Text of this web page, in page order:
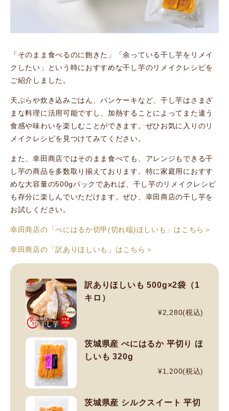
「そのまま食べるのに飽きた」「余っている干し芋をリメイ
クしたい」という時におすすめな干し芋のリメイクレシピを
ご紹介しました。
天ぷらや炊き込みごはん、パンケーキなど、干し芋はさまざ
まな料理に活用可能ですし、加熱することによってまた違う
食感や味わいを楽しむことができます。ぜひお気に入りのリ
メイクレシピを見つけてみてください。
また、幸田商店ではそのまま食べても、アレンジもできる干
し芋の商品を多数取り揃えております。特に家庭用におすす
めな大容量の500gパックであれば、干し芋のリメイクレシピ
も存分に楽しんでいただけます。ぜひ、幸田商店の干し芋を
お試しください。
幸田商店の「べにはるか切甲(切れ端)ほしいも」はこちら＞
幸田商店の「訳ありほしいも」はこちら＞
訳ありほしいも 500g×2袋（1
キロ）
¥2,280(税込)
茨城県産 べにはるか 平切り ほ
しいも 320g
¥1,200(税込)
茨城県産 シルクスイート 平切